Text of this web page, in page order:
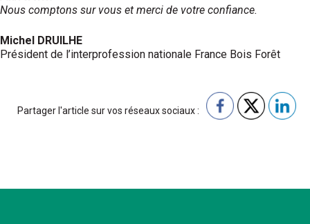
Nous comptons sur vous et merci de votre confiance.
Michel DRUILHE
Président de l’interprofession nationale France Bois Forêt
Partager l'article sur vos réseaux sociaux :